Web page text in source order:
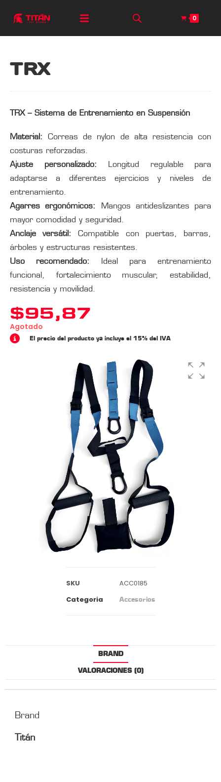
0
TRX
TRX – Sistema de Entrenamiento en Suspensión
Material:
Correas de nylon de alta resistencia con
costuras reforzadas.
Ajuste personalizado: Longitud regulable para
adaptarse a diferentes ejercicios y niveles de
entrenamiento.
Agarres ergonómicos:
Mangos antideslizantes para
mayor comodidad y seguridad.
Anclaje versátil:
Compatible con puertas, barras,
árboles y estructuras resistentes.
Uso recomendado:
Ideal para entrenamiento
funcional, fortalecimiento muscular, estabilidad,
resistencia y movilidad.
$95,87
Agotado
El precio del producto ya incluye el 15% del IVA
SKU
ACC0185
Categoria
Accesorios
BRAND
VALORACIONES (0)
Brand
Titán